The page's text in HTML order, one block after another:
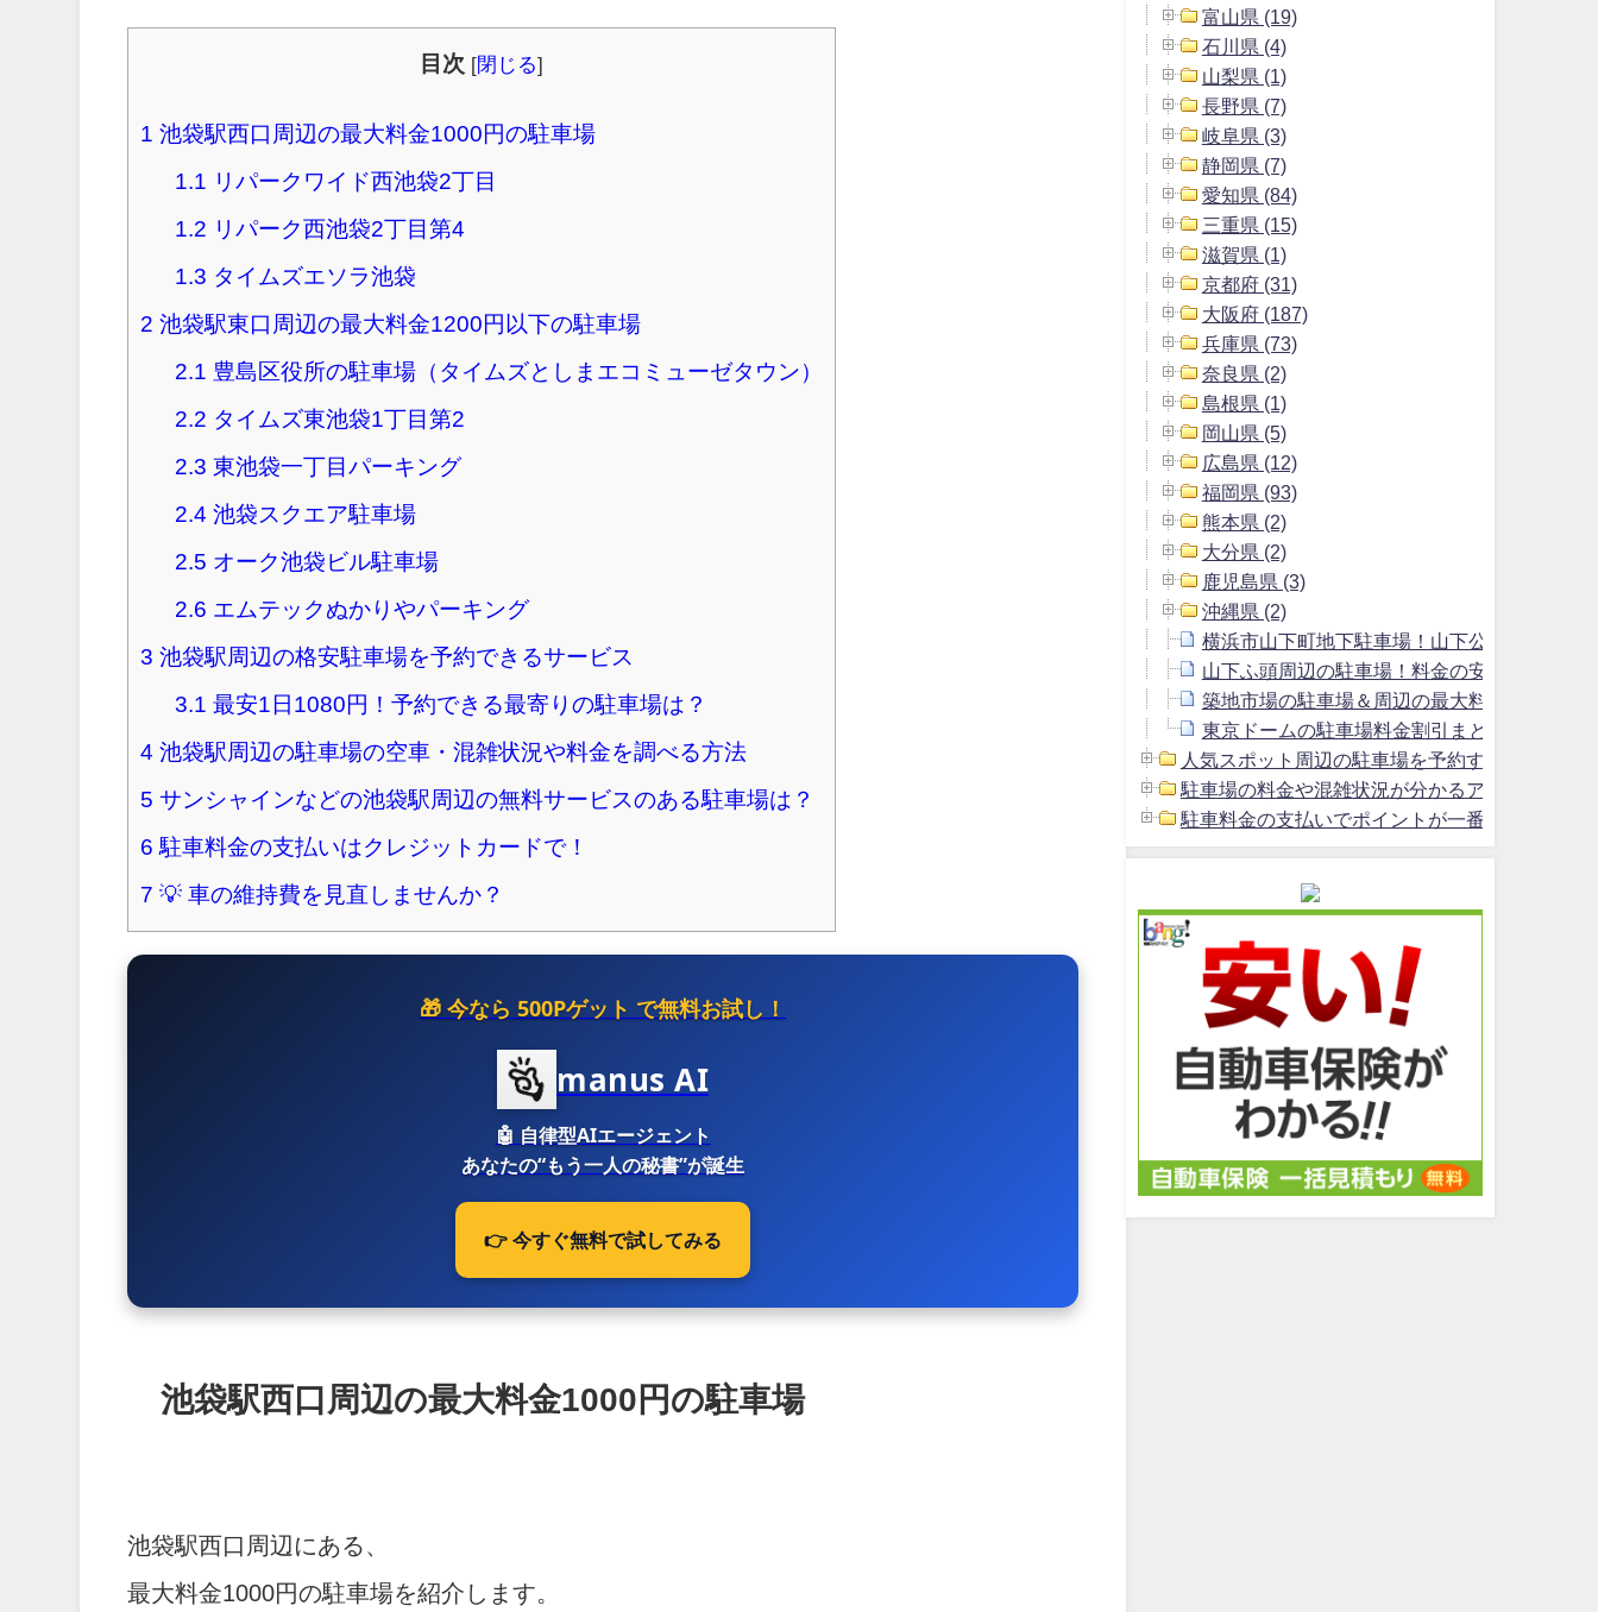
目次 [閉じる]
1 池袋駅西口周辺の最大料金1000円の駐車場
1.1 リパークワイド西池袋2丁目
1.2 リパーク西池袋2丁目第4
1.3 タイムズエソラ池袋
2 池袋駅東口周辺の最大料金1200円以下の駐車場
2.1 豊島区役所の駐車場（タイムズとしまエコミューゼタウン）
2.2 タイムズ東池袋1丁目第2
2.3 東池袋一丁目パーキング
2.4 池袋スクエア駐車場
2.5 オーク池袋ビル駐車場
2.6 エムテックぬかりやパーキング
3 池袋駅周辺の格安駐車場を予約できるサービス
3.1 最安1日1080円！予約できる最寄りの駐車場は？
4 池袋駅周辺の駐車場の空車・混雑状況や料金を調べる方法
5 サンシャインなどの池袋駅周辺の無料サービスのある駐車場は？
6 駐車料金の支払いはクレジットカードで！
7 💡 車の維持費を見直しませんか？
🎁 今なら 500Pゲット で無料お試し！
manus AI
🤖 自律型AIエージェント
あなたの“もう一人の秘書”が誕生
👉 今すぐ無料で試してみる
池袋駅西口周辺の最大料金1000円の駐車場
池袋駅西口周辺にある、
最大料金1000円の駐車場を紹介します。
富山県 (19)
石川県 (4)
山梨県 (1)
長野県 (7)
岐阜県 (3)
静岡県 (7)
愛知県 (84)
三重県 (15)
滋賀県 (1)
京都府 (31)
大阪府 (187)
兵庫県 (73)
奈良県 (2)
島根県 (1)
岡山県 (5)
広島県 (12)
福岡県 (93)
熊本県 (2)
大分県 (2)
鹿児島県 (3)
沖縄県 (2)
横浜市山下町地下駐車場！山下公園駐車場よ
山下ふ頭周辺の駐車場！料金の安いおすすめ
築地市場の駐車場＆周辺の最大料金1800円以
東京ドームの駐車場料金割引まとめ＆周辺の
人気スポット周辺の駐車場を予約する方法 (2)
駐車場の料金や混雑状況が分かるアプリ (1)
駐車料金の支払いでポイントが一番貯まるクレ